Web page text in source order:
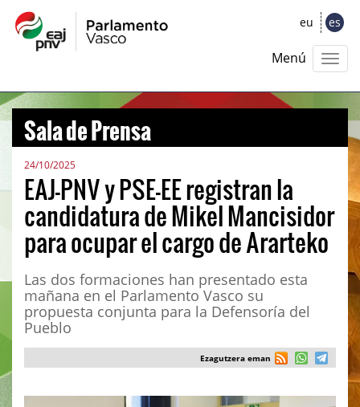
eu es
Menú
Sala de Prensa
24/10/2025
EAJ-PNV y PSE-EE registran la
candidatura de Mikel Mancisidor
para ocupar el cargo de Ararteko
Las dos formaciones han presentado esta
mañana en el Parlamento Vasco su
propuesta conjunta para la Defensoría del
Pueblo
Ezagutzera eman